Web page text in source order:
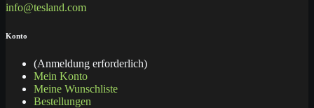
info@tesland.com
Konto
(Anmeldung erforderlich)
Mein Konto
Meine Wunschliste
Bestellungen